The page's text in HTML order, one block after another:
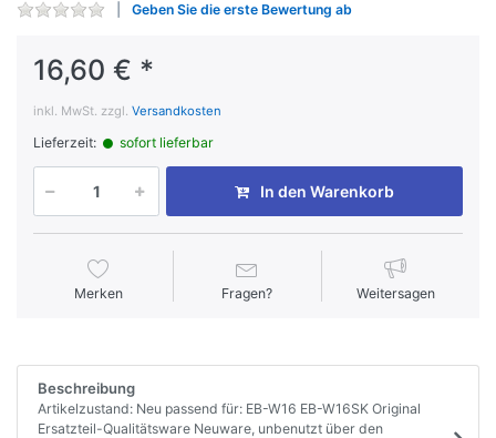
Geben Sie die erste Bewertung ab
16,60 € *
inkl. MwSt. zzgl. Versandkosten
Lieferzeit: sofort lieferbar
In den Warenkorb
Merken Fragen? Weitersagen
Beschreibung
Artikelzustand: Neu passend für: EB-W16 EB-W16SK Original
Ersatzteil-Qualitätsware Neuware, unbenutzt über den